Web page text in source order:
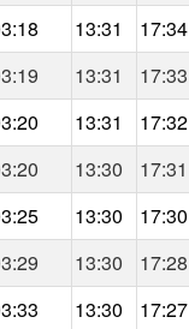
13:31 17:34
13:31 17:33
13:31 17:32
13:30 17:31
13:30 17:30
13:30 17:28
13:30 17:27